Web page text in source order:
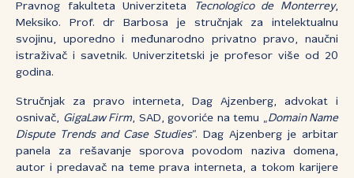
Pravnog fakulteta Univerziteta
Tecnologico de Monterrey,
Meksiko. Prof. dr Barbosa je stručnjak za intelektualnu
svojinu, uporedno i međunarodno privatno pravo, naučni
istraživač i savetnik. Univerzitetski je profesor više od 20
godina.
Stručnjak za pravo interneta, Dag Ajzenberg, advokat i
osnivač, GigaLaw Firm, SAD, govoriće na temu „Domain Name
Dispute Trends and Case Studies“. Dag Ajzenberg je arbitar
panela za rešavanje sporova povodom naziva domena,
autor i predavač na teme prava interneta, a tokom karijere